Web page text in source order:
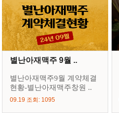
별난아재맥주 9월 ..
별난아재맥주9월 계약체결
현황-별난아재맥주창원 ..
09.19 조회: 1095